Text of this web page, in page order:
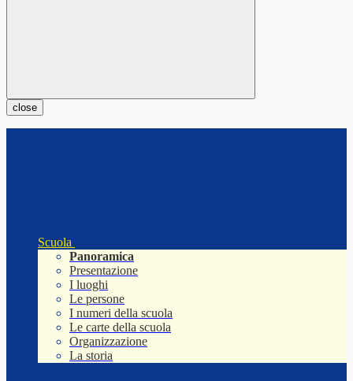
close
Scuola
Panoramica
Presentazione
I luoghi
Le persone
I numeri della scuola
Le carte della scuola
Organizzazione
La storia